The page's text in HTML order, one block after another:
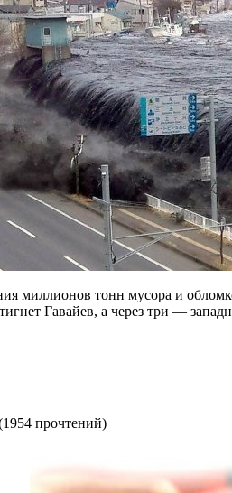
миллионов тонн мусора и
Гавайев, а через три —
1954 прочтений)